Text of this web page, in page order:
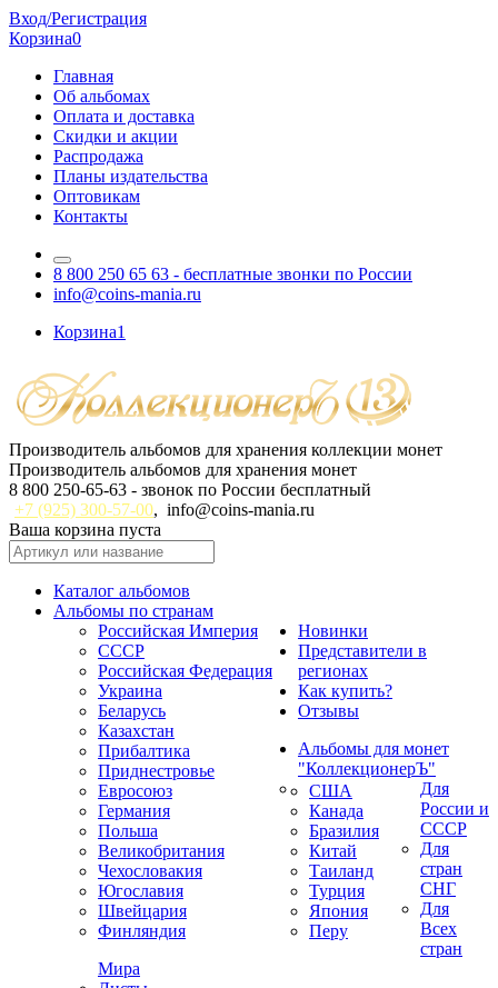
Вход/Регистрация
Корзина0
Главная
Об альбомах
Оплата и доставка
Скидки и акции
Распродажа
Планы издательства
Оптовикам
Контакты
8 800 250 65 63 - бесплатные звонки по России
info@coins-mania.ru
Корзина1
Производитель альбомов для хранения коллекции монет
Производитель альбомов для хранения монет
8 800 250-65-63 - звонок по России бесплатный
+7 (925) 300-57-00, info@coins-mania.ru
Ваша корзина пуста
Каталог альбомов
Альбомы по странам
Российская Империя
СССР
Российская Федерация
Украина
Беларусь
Казахстан
Прибалтика
Приднестровье
Евросоюз
Германия
Польша
Великобритания
Чехословакия
Югославия
Швейцария
Финляндия
США
Канада
Бразилия
Китай
Таиланд
Турция
Япония
Перу
Новинки
Представители в
регионах
Как купить?
Отзывы
Альбомы для монет
"КоллекционерЪ"
Для
России и
СССР
Для
стран
СНГ
Для
Всех
стран
Мира